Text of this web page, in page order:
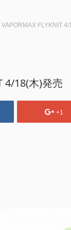
VAPORMAX FLYKNIT
4/18(木)発売
+1